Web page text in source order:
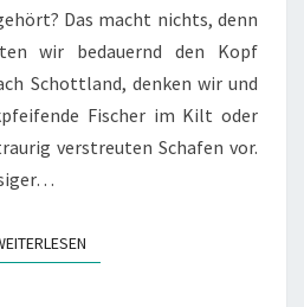
Das macht nichts, denn
wir bedauernd den Kopf
Schottland, denken wir und
Fischer im Kilt oder
verstreuten Schafen vor.
WEITERLESEN